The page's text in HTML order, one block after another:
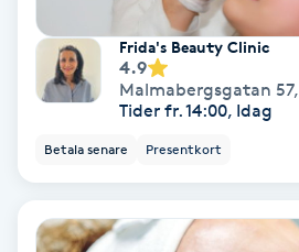
Frisör
Funktionsanalys
Färgning
Föning
Frida's Beauty Clinic
4.9
Malmabergsgatan 57,
Tider fr. 14:00, Idag
Betala senare Presentkort